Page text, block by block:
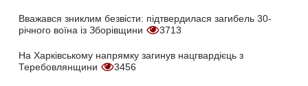
Вважався зниклим безвісти: підтвердилася загибель 30-
річного воїна із Зборівщини
3713
На Харківському напрямку загинув нацгвардієць з
Теребовлянщини
3456